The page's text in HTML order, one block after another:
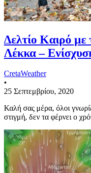
Δελτίο Καιρό
Λέκκα –
CretaWeather
•
25 Σεπτεμβρίου, 2020
Καλή σας μέρα, όλοι
στιγμή, δεν τα φέρνει ο